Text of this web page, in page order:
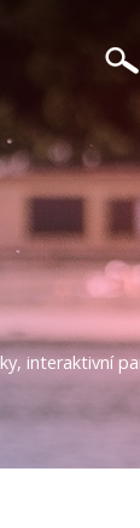
interaktivní